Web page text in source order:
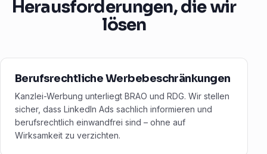
Herausforderungen, die wir
lösen
Berufsrechtliche Werbebeschränkungen
Kanzlei-Werbung unterliegt BRAO und RDG. Wir stellen
sicher, dass LinkedIn Ads sachlich informieren und
berufsrechtlich einwandfrei sind – ohne auf
Wirksamkeit zu verzichten.